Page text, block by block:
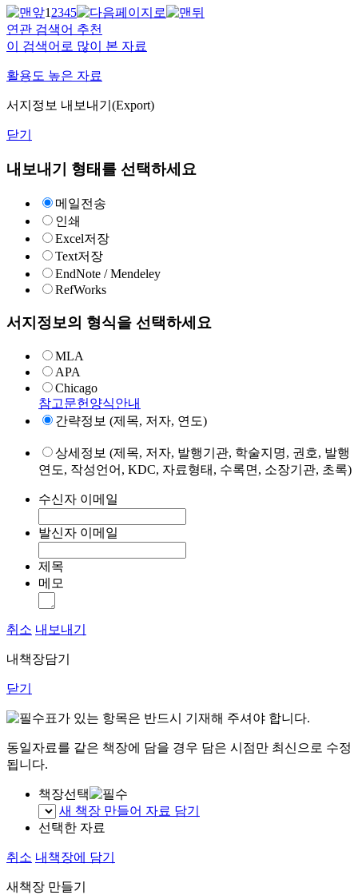
12345
연관 검색어 추천
이 검색어로 많이 본 자료
활용도 높은 자료
서지정보 내보내기(Export)
닫기
내보내기 형태를 선택하세요
메일전송
인쇄
Excel저장
Text저장
EndNote / Mendeley
RefWorks
서지정보의 형식을 선택하세요
MLA
APA
Chicago
참고문헌양식안내
간략정보 (제목, 저자, 연도)
상세정보 (제목, 저자, 발행기관, 학술지명, 권호, 발행
연도, 작성언어, KDC, 자료형태, 수록면, 소장기관, 초록)
수신자 이메일
발신자 이메일
제목
메모
취소 내보내기
내책장담기
닫기
표가 있는 항목은 반드시 기재해 주셔야 합니다.
동일자료를 같은 책장에 담을 경우 담은 시점만 최신으로 수정
됩니다.
책장선택
새 책장 만들어 자료 담기
선택한 자료
취소 내책장에 담기
새책장 만들기